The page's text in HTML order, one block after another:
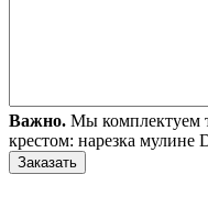
Важно. Мы комплектуем
крестом: нарезка мулине